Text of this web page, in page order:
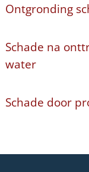
Ontgronding
Schade na
water
Schade door